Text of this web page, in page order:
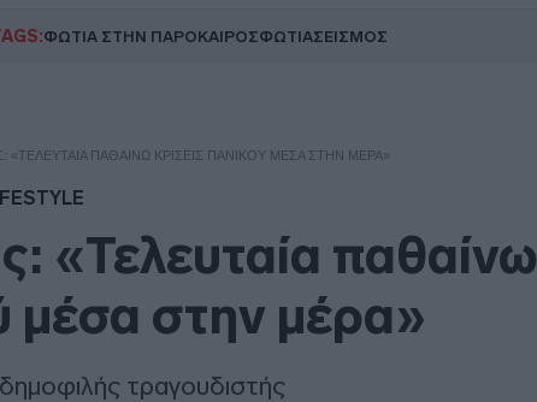
ΦΩΤΙΑ ΣΤΗΝ ΠΑΡΟΚΑΙΡΟΣΦΩΤΙΑΣΕΙΣΜΟΣ
ΠΑΘΑΊΝΩ ΚΡΊΣΕΙΣ ΠΑΝΙΚΟΎ ΜΈΣΑ ΣΤΗΝ ΜΈΡΑ»
«Τελευταία παθαίνω
μέσα στην μέρα»
τραγουδιστής